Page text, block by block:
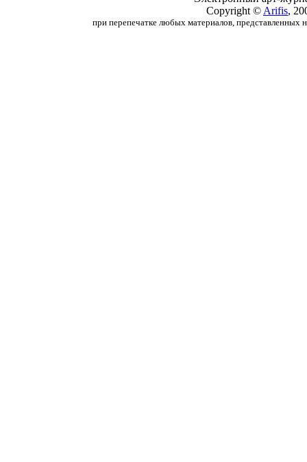
Copyright © Arifis,
при перепечатке любых материалов, представленных